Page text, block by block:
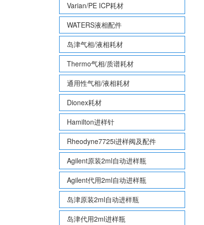
Varian/PE ICP耗材
WATERS液相配件
岛津气相/液相耗材
Thermo气相/质谱耗材
通用性气相/液相耗材
Dionex耗材
Hamilton进样针
Rheodyne7725i进样阀及配件
Agilent原装2ml自动进样瓶
Agilent代用2ml自动进样瓶
岛津原装2ml自动进样瓶
岛津代用2ml进样瓶